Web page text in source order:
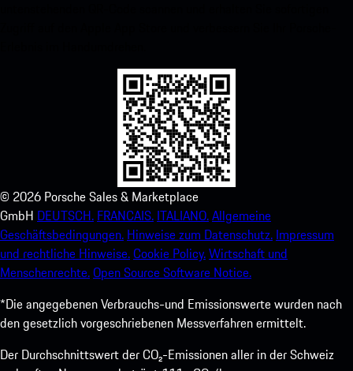
© 2026 Porsche Sales & Marketplace
GmbH DEUTSCH. FRANCAIS. ITALIANO.Allgemeine
Geschäftsbedingungen. Hinweise zum Datenschutz. Impressum
und rechtliche Hinweise.Cookie Policy.Wirtschaft und
Menschenrechte.Open Source Software Notice.
*Die angegebenen Verbrauchs-und Emissionswerte wurden nach
den gesetzlich vorgeschriebenen Messverfahren ermittelt.
Der Durchschnittswert der CO₂-Emissionen aller in der Schweiz